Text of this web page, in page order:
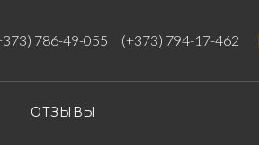
786-49-055 (+373) 794-17-462
ОТЗЫВЫ